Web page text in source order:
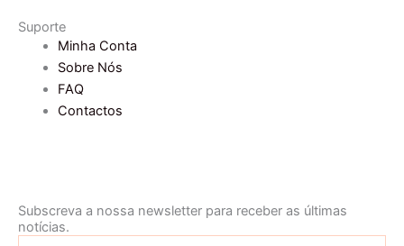
-
f
Suporte
Minha Conta
Sobre Nós
FAQ
Contactos
Subscreva a nossa newsletter para receber as últimas
notícias.